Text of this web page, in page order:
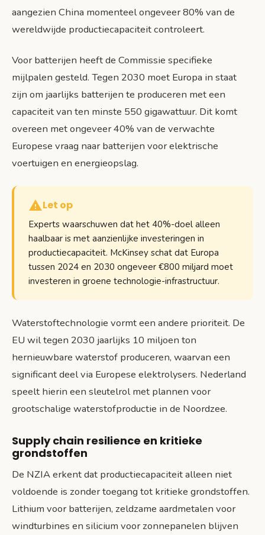
aangezien China momenteel ongeveer 80% van de
wereldwijde productiecapaciteit controleert.
Voor batterijen heeft de Commissie specifieke
mijlpalen gesteld. Tegen 2030 moet Europa in staat
zijn om jaarlijks batterijen te produceren met een
capaciteit van ten minste 550 gigawattuur. Dit komt
overeen met ongeveer 40% van de verwachte
Europese vraag naar batterijen voor elektrische
voertuigen en energieopslag.
Let op
Experts waarschuwen dat het 40%-doel alleen
haalbaar is met aanzienlijke investeringen in
productiecapaciteit. McKinsey schat dat Europa
tussen 2024 en 2030 ongeveer €800 miljard moet
investeren in groene technologie-infrastructuur.
Waterstoftechnologie vormt een andere prioriteit. De
EU wil tegen 2030 jaarlijks 10 miljoen ton
hernieuwbare waterstof produceren, waarvan een
significant deel via Europese elektrolysers. Nederland
speelt hierin een sleutelrol met plannen voor
grootschalige waterstofproductie in de Noordzee.
Supply chain resilience en kritieke
grondstoffen
De NZIA erkent dat productiecapaciteit alleen niet
voldoende is zonder toegang tot kritieke grondstoffen.
Lithium voor batterijen, zeldzame aardmetalen voor
windturbines en silicium voor zonnepanelen blijven